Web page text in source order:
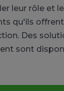
leur rôle et
qu'ils
Des
sont